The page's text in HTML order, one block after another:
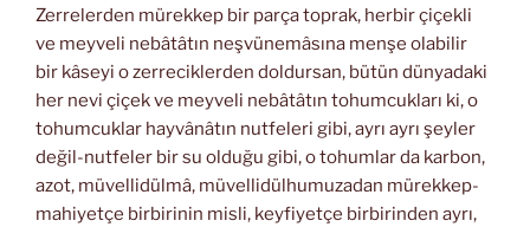
Zerrelerden mürekkep bir parça toprak, herbir çiçekli
ve meyveli nebâtâtın neşvünemâsına menşe olabilir
bir kâseyi o zerreciklerden doldursan, bütün dünyadaki
her nevi çiçek ve meyveli nebâtâtın tohumcukları ki, o
tohumcuklar hayvânâtın nutfeleri gibi, ayrı ayrı şeyler
değil-nutfeler bir su olduğu gibi, o tohumlar da karbon,
azot, müvellidülmâ, müvellidülhumuzadan mürekkep-
mahiyetçe birbirinin misli, keyfiyetçe birbirinden ayrı,